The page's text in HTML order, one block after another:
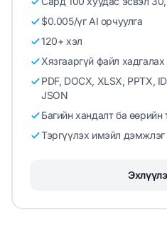
$0.005/үг AI орчуулга
120+ хэл
Хязгааргүй файл
PDF, DOCX, XLSX, PPTX,
JSON
Багийн хандалт ба өөрийн
Тэргүүлэх имэйл дэмжлэг